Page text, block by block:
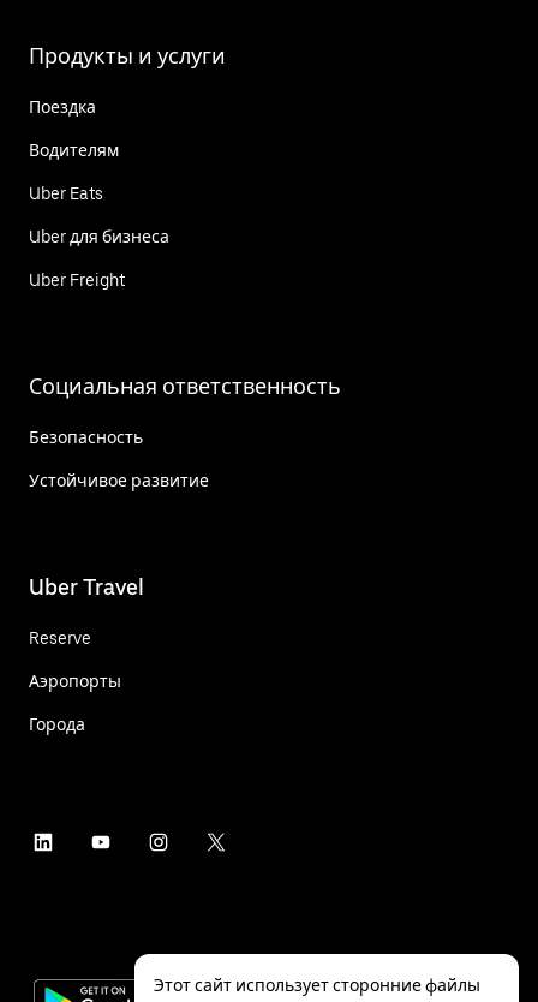
Продукты и услуги
Поездка
Водителям
Uber Eats
Uber для бизнеса
Uber Freight
Социальная ответственность
Безопасность
Устойчивое развитие
Uber Travel
Reserve
Аэропорты
Города
Этот сайт использует сторонние файлы